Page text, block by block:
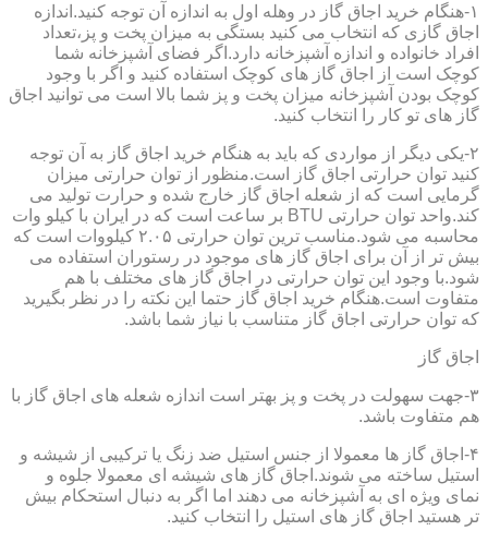
۱-هنگام خرید اجاق گاز در وهله اول به اندازه آن توجه کنید.اندازه
اجاق گازی که انتخاب می کنید بستگی به میزان پخت و پز،تعداد
افراد خانواده و اندازه آشپزخانه دارد.اگر فضای آشپزخانه شما
کوچک است از اجاق گاز های کوچک استفاده کنید و اگر با وجود
کوچک بودن آشپزخانه میزان پخت و پز شما بالا است می توانید اجاق
گاز های تو کار را انتخاب کنید.
۲-یکی دیگر از مواردی که باید به هنگام خرید اجاق گاز به آن توجه
کنید توان حرارتی اجاق گاز است.منظور از توان حرارتی میزان
گرمایی است که از شعله اجاق گاز خارج شده و حرارت تولید می
کند.واحد توان حرارتی BTU بر ساعت است که در ایران با کیلو وات
محاسبه می شود.مناسب ترین توان حرارتی ۲.۰۵ کیلووات است که
بیش تر از آن برای اجاق گاز های موجود در رستوران استفاده می
شود.با وجود این توان حرارتی در اجاق گاز های مختلف با هم
متفاوت است.هنگام خرید اجاق گاز حتما این نکته را در نظر بگیرید
که توان حرارتی اجاق گاز متناسب با نیاز شما باشد.
اجاق گاز
۳-جهت سهولت در پخت و پز بهتر است اندازه شعله های اجاق گاز با
هم متفاوت باشد.
۴-اجاق گاز ها معمولا از جنس استیل ضد زنگ یا ترکیبی از شیشه و
استیل ساخته می شوند.اجاق گاز های شیشه ای معمولا جلوه و
نمای ویژه ای به آشپزخانه می دهند اما اگر به دنبال استحکام بیش
تر هستید اجاق گاز های استیل را انتخاب کنید.